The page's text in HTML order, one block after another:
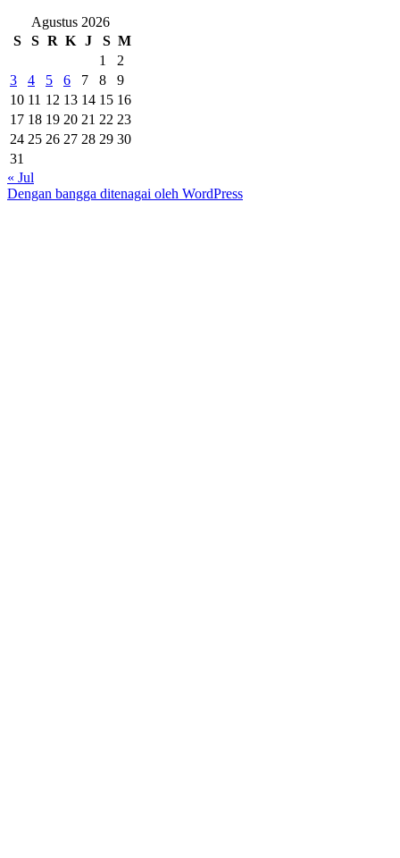
Agustus 2026
S
S R K J S M
1
2
3
4 5 6 7 8
9
10 11 12 13 14 15 16
17 18 19 20 21 22 23
24 25 26 27 28 29 30
31
« Jul
Dengan bangga ditenagai oleh WordPress